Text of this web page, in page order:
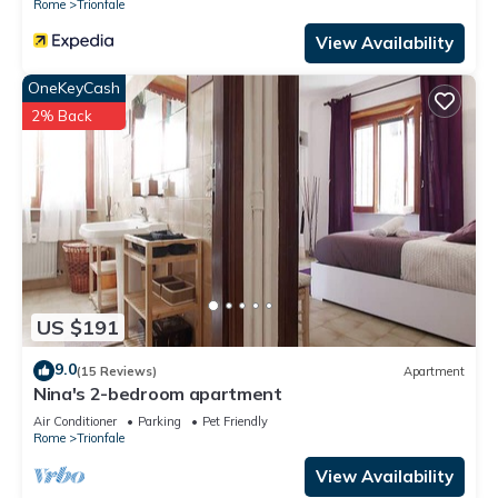
Appartamento con terrazza vicino SPietro has 1 Bedroom , 2
Bathrooms, and max occupancy of 5 people. The minimum
rental for this property is 1 nights, but this can change
depending on the season you plan on staying. Previous
guests have given good rated it, and VRBO labeled it a top-
rated Apartment because of the excellent services rendered
by the owner or manager of this Apartment, and has
consistently provided great experiences for their guests. Most
families or guests that use it recommend it to their friends
and some of them are repeat guests. Apartment has a
friendly neighborhood, and the Trionfale has interesting
places to visit. If you want to learn more about the Apartment
in Trionfale, such as places to visit and things to do nearby,
you can check below to learn more.
Rome
Trionfale
View Availability
US $191
OneKeyCash
2% Back
9.0(15 Reviews) Apartment
Nina's 2-bedroom apartment
Air Conditioner Parking
Pet Friendly
Rome
Trionfale
View Availability